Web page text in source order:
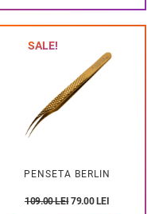
SALE!
PENSETA BERLIN
109.00LEI79.00 LEI